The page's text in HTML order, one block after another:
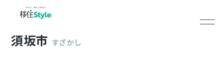
須坂市 すざかし